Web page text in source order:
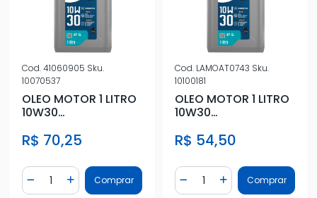
Cod.41060905 Sku.
10070537
OLEO MOTOR 1 LITRO
10W30
R$ 70,25
Diminuir Quantidade
Quantidade
Adicionar Quantidade
Comprar
Cod. LAMOAT0743 Sku.
10100181
OLEO MOTOR 1 LITRO
10W30
R$ 54,50
Diminuir Quantidade
Quantidade
AdicionarComprar